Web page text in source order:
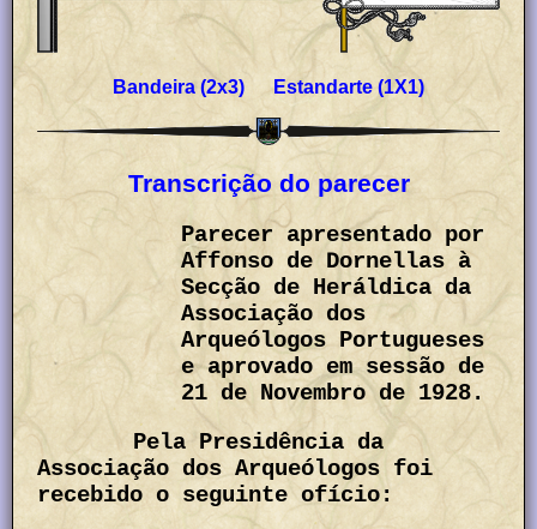
Bandeira (2x3) Estandarte (1X1)
Transcrição do parecer
Parecer apresentado por
Affonso de Dornellas à
Secção de Heráldica da
Associação dos
Arqueólogos Portugueses
e aprovado em sessão de
21 de Novembro de 1928.
Pela Presidência da
Associação dos Arqueólogos foi
recebido o seguinte ofício: